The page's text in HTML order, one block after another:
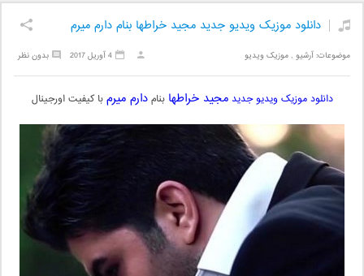
دانلود موزیک ویدیو جدید مجید خراطها بنام دارم میرم
موضوعات:آرشیو ,موزیک ویدیو بدون نظر 4 آوریل 2017
دانلود موزیک ویدیو جدید مجید خراطها بنامدارم میرمبا کیفیت اورجینال